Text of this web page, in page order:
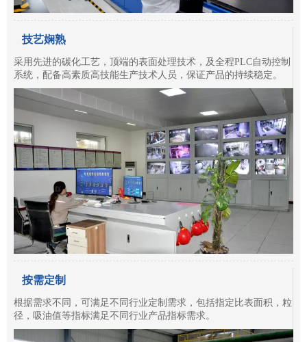
技艺娴熟
采用先进的碳化工艺，顶端的表面处理技术，及全程PLC自动控制
系统，配备高素质高技能生产技术人员，保证产品的持续稳定。
按需定制
根据需求不同，可满足不同行业定制需求，包括指定比表面积，粒
径，吸油值等指标满足不同行业产品指标需求。